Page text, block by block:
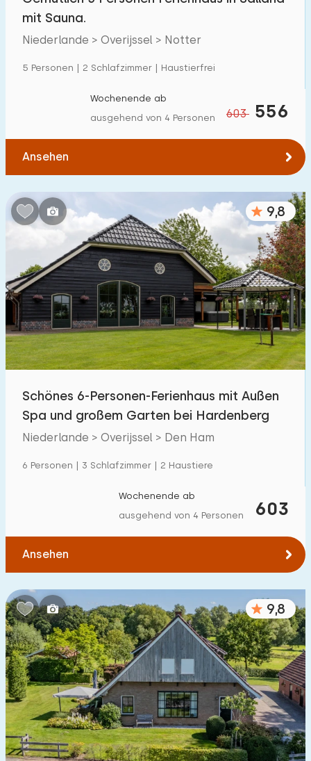
Zum Wald(max. km):
5 10
1 2
Zu öffentlichen Verkehrsmitteln (max. km):
0,2 0,5 1 2 5
Unterkunft
Nicht im Ferienpark 117
Im Ferienpark 363
Einfamilienhaus
Ferienbauernhof
Villa
Kinderfreundlich
Kindermöbel
Eingezäunter Garten 61
Spielgeräte im Garten 48
Hallenbad 123
Freibad 128
Kinderanimation 161
Kindereinrichtungen im Park 203
mit Sauna.
Niederlande > Overijssel > Notter
5 Personen | 2 Schlafzimmer | Haustierfrei
603 556
Wochenende ab
ausgehend von 4 Personen
Ansehen
9,8
Schönes 6-Personen-Ferienhaus mit Außen
Spa und großem Garten bei Hardenberg
Niederlande > Overijssel > Den Ham
6 Personen | 3 Schlafzimmer | 2 Haustiere
603
Wochenende ab
ausgehend von 4 Personen
Ansehen
9,8